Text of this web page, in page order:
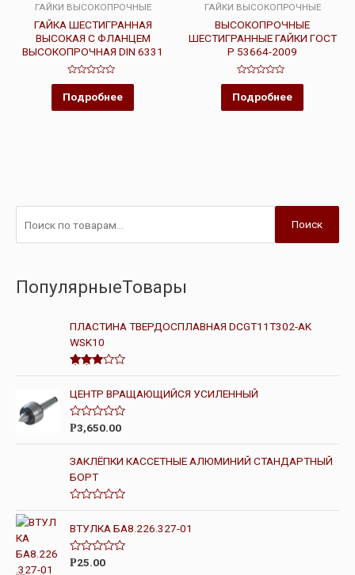
ГАЙКИ ВЫСОКОПРОЧНЫЕ
ГАЙКА ШЕСТИГРАННАЯ
ВЫСОКАЯ С ФЛАНЦЕМ
ВЫСОКОПРОЧНАЯ DIN 6331
Оценка
из
Подробнее
ГАЙКИ ВЫСОКОПРОЧНЫЕ
ВЫСОКОПРОЧНЫЕ
ШЕСТИГРАННЫЕ ГАЙКИ ГОСТ
Р 53664-2009
Оценка
из
Подробнее
Поиск
ПопулярныеТовары
ПЛАСТИНА ТВЕРДОСПЛАВНАЯ DCGT11T302-AK
WSK10
Оценк
из 5
ЦЕНТР ВРАЩАЮЩИЙСЯ УСИЛЕННЫЙ
О
е
н
к
а
0
и
з
Р3,650.00
ЗАКЛЁПКИ КАССЕТНЫЕ АЛЮМИНИЙ СТАНДАРТНЫЙ
БОРТ
О
е
н
к
а
ВТУЛКА БА8.226.327-01
О
Р25.00